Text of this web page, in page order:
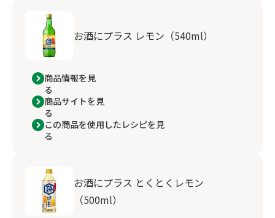
お酒にプラス レモン（540ml）
商品情報を見
る
商品サイトを見
る
この商品を使用したレシピを見
る
お酒にプラス とくとくレモン
（500ml）